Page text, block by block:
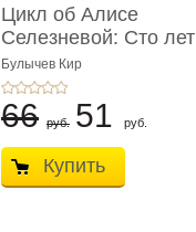
Цикл об Алисе
Селезневой: Сто лет
тому вперед
Булычев Кир
66 руб. 51 руб.
Купить